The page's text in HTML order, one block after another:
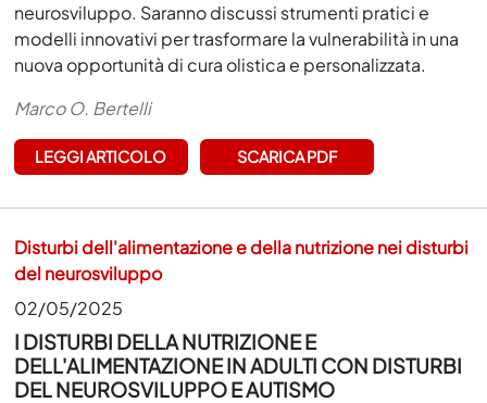
neurosviluppo. Saranno discussi strumenti pratici e
modelli innovativi per trasformare la vulnerabilità in una
nuova opportunità di cura olistica e personalizzata.
Marco O. Bertelli
LEGGI ARTICOLO SCARICA PDF
Disturbi dell'alimentazione e della nutrizione nei disturbi
del neurosviluppo
02/05/2025
I DISTURBI DELLA NUTRIZIONE E
DELL'ALIMENTAZIONE IN ADULTI CON DISTURBI
DEL NEUROSVILUPPO E AUTISMO